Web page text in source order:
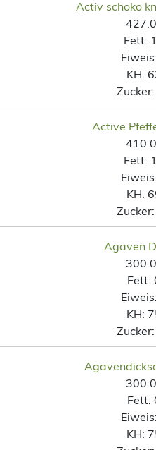
Activ schoko
Fett:
Eiweis:
KH:
Zucker:
Active
Fett:
Eiweis:
KH:
Zucker:
Agaven
Fett:
Eiweis:
KH:
Zucker:
Fett:
Eiweis:
KH: